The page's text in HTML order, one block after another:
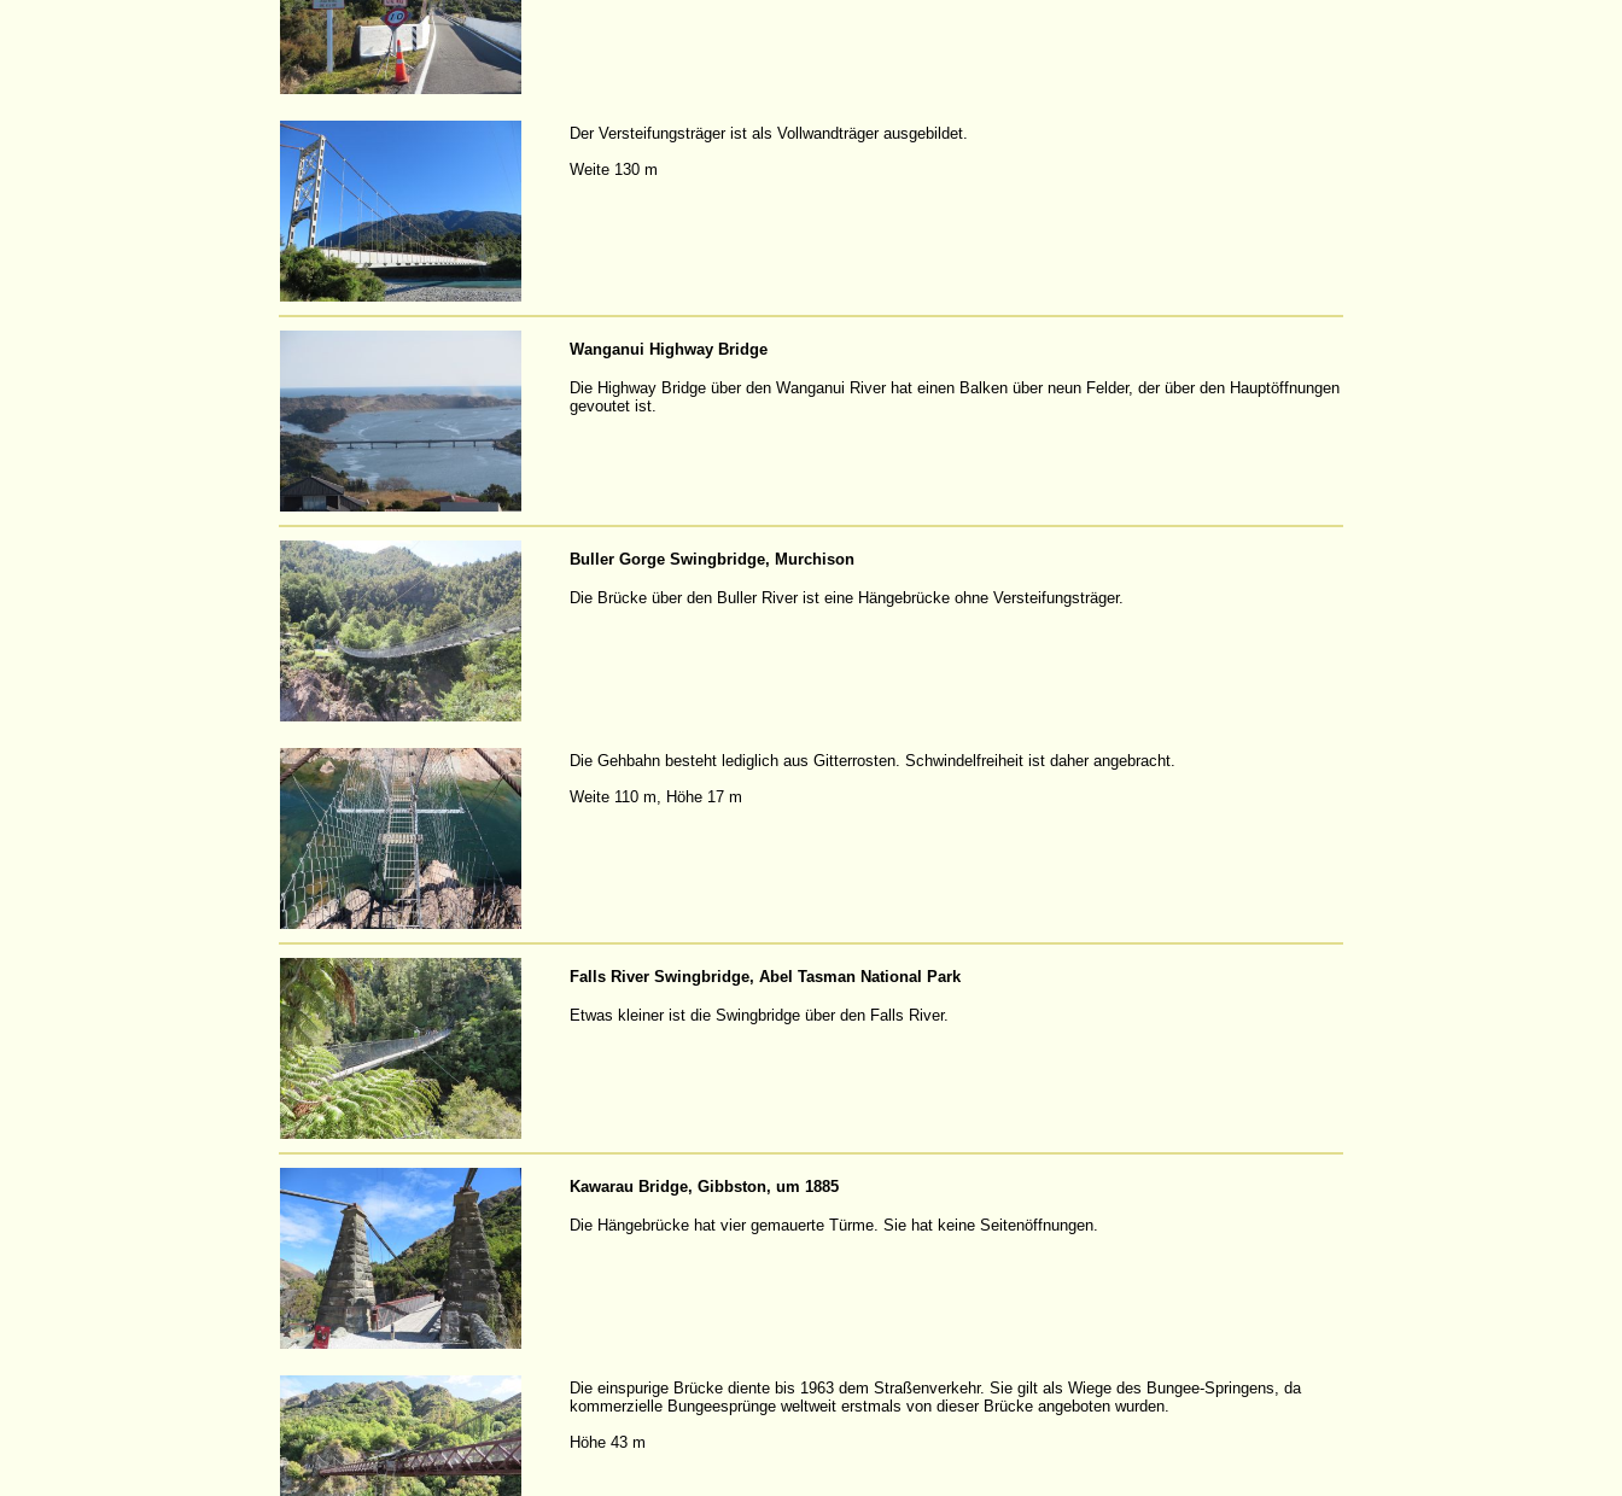
Der Versteifungsträger ist als Vollwandträger ausgebildet.
Weite 130 m
Wanganui Highway Bridge
Die Highway Bridge über den Wanganui River hat einen Balken über neun Felder, der über den Hauptöffnungen
gevoutet ist.
Buller Gorge Swingbridge, Murchison
Die Brücke über den Buller River ist eine Hängebrücke ohne Versteifungsträger.
Die Gehbahn besteht lediglich aus Gitterrosten. Schwindelfreiheit ist daher angebracht.
Weite 110 m, Höhe 17 m
Falls River Swingbridge, Abel Tasman National Park
Etwas kleiner ist die Swingbridge über den Falls River.
Kawarau Bridge, Gibbston, um 1885
Die Hängebrücke hat vier gemauerte Türme. Sie hat keine Seitenöffnungen.
Die einspurige Brücke diente bis 1963 dem Straßenverkehr. Sie gilt als Wiege des Bungee-Springens, da
kommerzielle Bungeesprünge weltweit erstmals von dieser Brücke angeboten wurden.
Höhe 43 m